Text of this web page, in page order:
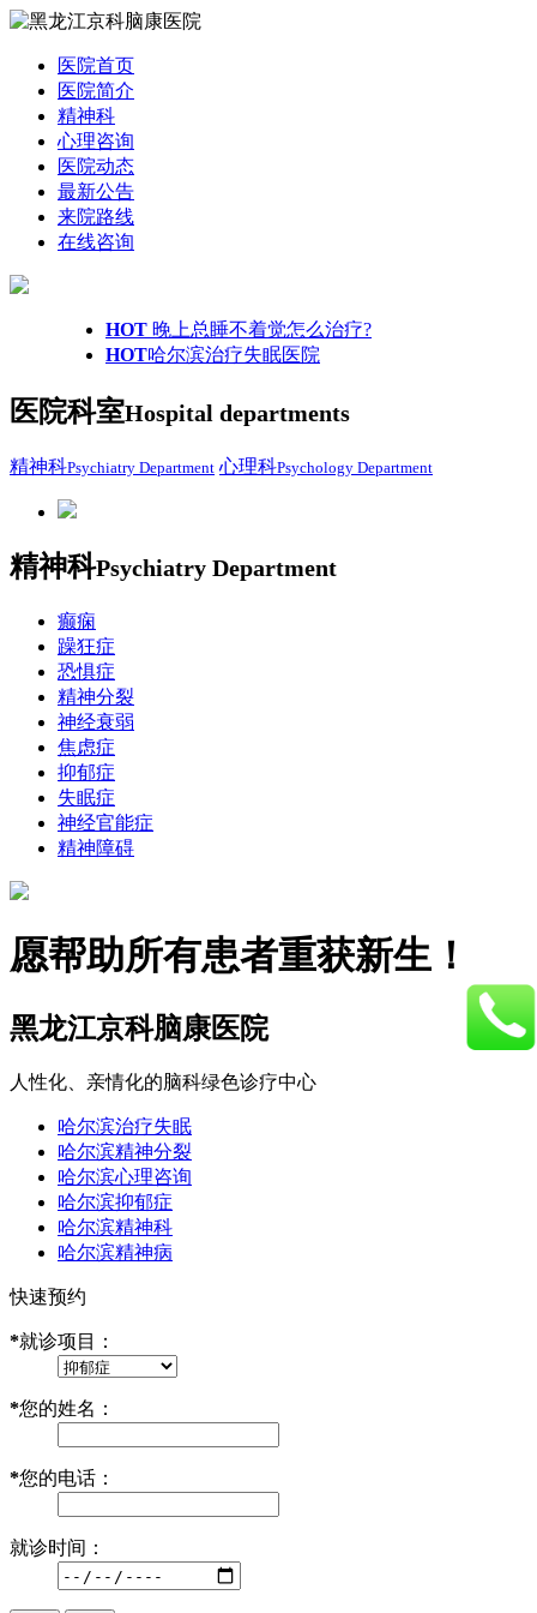
医院首页
医院简介
精神科
心理咨询
医院动态
最新公告
来院路线
在线咨询
HOT 晚上总睡不着觉怎么治疗?
HOT哈尔滨治疗失眠医院
医院科室Hospital departments
精神科Psychiatry Department 心理科Psychology Department
精神科Psychiatry Department
癫痫
躁狂症
恐惧症
精神分裂
神经衰弱
焦虑症
抑郁症
失眠症
神经官能症
精神障碍
愿帮助所有患者重获新生！
黑龙江京科脑康医院
人性化、亲情化的脑科绿色诊疗中心
哈尔滨治疗失眠
哈尔滨精神分裂
哈尔滨心理咨询
哈尔滨抑郁症
哈尔滨精神科
哈尔滨精神病
快速预约
*就诊项目：
*您的姓名：
*您的电话：
就诊时间：